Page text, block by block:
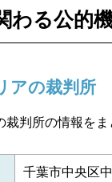
わる公的
アの裁判所
判所の情報をま
千葉市中央区